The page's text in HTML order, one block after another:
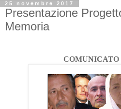
25 novembre 2017
Presentazione
Memoria
COMUNICATO